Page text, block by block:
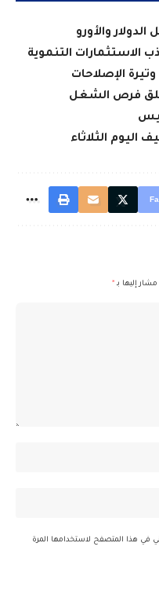
والأورو
الاستثمارات التنموية
الإصلاحات
خلق فرص الشغل
الثلاثاء
إليها بـ *
في هذا المتصفح لاستخدامها المرة